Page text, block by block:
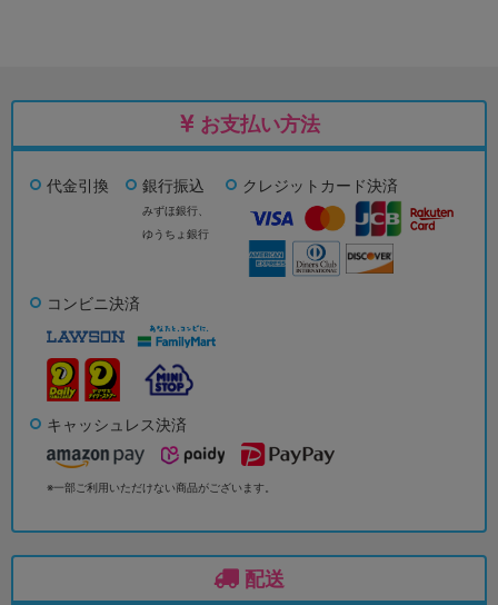
お支払い方法
代金引換 銀行振込
みずほ銀行、
ゆうちょ銀行
クレジットカード決済
コンビニ決済
キャッシュレス決済
※一部ご利用いただけない商品がございます。
配送